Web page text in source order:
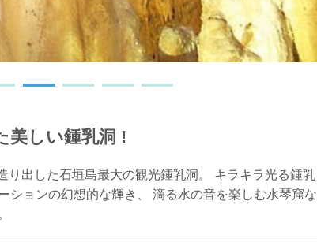
出迎え
美しい鍾乳洞 !
り出した石垣島最大の観光鍾乳洞。 キラキラ光る鍾乳
ションの幻想的な輝き、 滴る水の音を楽しむ水琴窟な